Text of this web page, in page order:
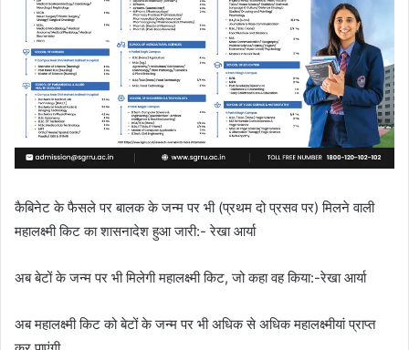
कैबिनेट के फैसले पर बालक के जन्म पर भी (प्रथम दो प्रसव पर) मिलने वाली
महालक्ष्मी किट का शासनादेश हुआ जारी:- रेखा आर्या
अब बेटों के जन्म पर भी मिलेगी महालक्ष्मी किट, जो कहा वह किया:-रेखा आर्या
अब महालक्ष्मी किट को बेटों के जन्म पर भी अधिक से अधिक महालक्ष्मीयां प्राप्त